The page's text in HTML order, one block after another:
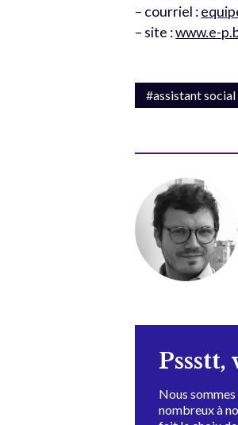
– courriel :
– site :www.e-
#assistant social
Nous
nombreux à